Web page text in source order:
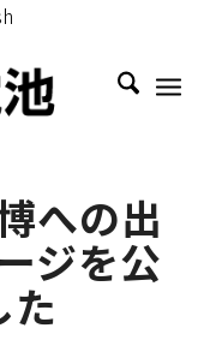
への出
ジを公
た